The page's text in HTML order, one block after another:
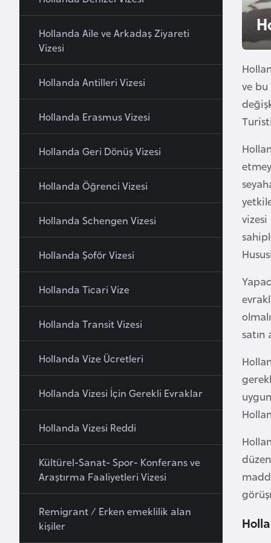
ve
Hollanda Aile ve Arkadaş Ziyareti
Vizesi
Hollanda Antilleri Vizesi
Hollanda Erasmus Vizesi
Hollanda Geri Dönüş Vizesi
Hollanda Öğrenci Vizesi
Hollanda Schengen Vizesi
Hollanda Şoför Vizesi
Hollanda Ticari Vize
Hollanda Transit Vizesi
Hollanda Vize Ücretleri
Hollanda Vizesi İçin Gerekli Evraklar
Hollanda Vizesi Reddi
Kültürel-Sanat- Spor- Konferans ve
Araştırma Faaliyetleri Vizesi
Remigrant / Erken emeklilik alan
kişiler
y
e
b
a
y
c
a
n
B
a
h
n
B
n
g
l
a
d
e
ş